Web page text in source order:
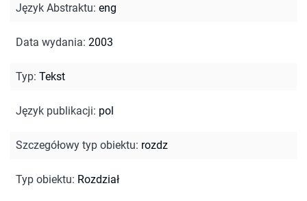
Język Abstraktu: eng
Data wydania: 2003
Typ: Tekst
Język publikacji: pol
Szczegółowy typ obiektu: rozdz
Typ obiektu: Rozdział